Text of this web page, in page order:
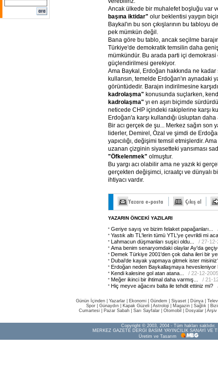
Ancak ülkede bir muhalefet boşluğu var
başına iktidar" olur beklentisi yaygın
Baykal'ın bu son çıkışlarının bu tabloyu
pek mümkün değil.
Bana göre bu tablo, ancak seçilme
Türkiye'de demokratik temsilin daha
mümkündür. Bu arada parti içi
güçlendirilmesi gerekiyor.
Ama Baykal, Erdoğan hakkında ne
kullansın, temelde Erdoğan'ın aynadaki
görüntüdedir. Barajın indirilmesine
kadrolaşma" konusunda suçlarken,
kadrolaşma" yı en aşırı biçimde
neticede CHP içindeki rakiplerine karşı
Erdoğan'a karşı kullandığı üsluptan
Bir acı gerçek de şu... Merkez sağın son
liderler, Demirel, Özal ve şimdi de
yapıcılığı, değişimi temsil etmişlerdir.
uzanan çizginin siyasetteki yansıması
"Öfkelenmek" olmuştur.
Bu yargı acı olabilir ama ne yazık ki
gerçekten değişimci, icraatçı ve dünyalı
ihtiyacı vardır.
YAZARIN ÖNCEKİ YAZILARI
Geriye sayış ve bizim felaket papağanları...
Yastık altı TL'lerin tümü YTL'ye çevrildi mi
Lahmacun düşmanları suşici oldu...
/ 27-12-
Ama benim senaryomdaki olaylar Ay'da
Demek Türkiye 2001'den çok daha ileri bir
Dubai'de kayak yapmaya gitmek ister
Erdoğan neden Baykallaşmaya hevesleniyor
Kendi kalesine gol atan atana...
/ 22-12-2005
Meğer ikinci bir ihtimal daha varmış...
/ 21-
Hiç meyve ağacını balta ile tehdit ettiniz mi?
Günün İçinden Yazarlar Ekonomi Gündem Siyaset Dünya |
Spor
Günaydın Kapak Güzeli Astroloji Magazin Sağlık
Cumartesi
Pazar Sabah Sarı Sayfalar Otomobil Dosyalar Arşiv
Copyright © 2003, 2004 - Tüm hakları saklıdır.
MERKEZ GAZETE DERGİ BASIM YAYINCILIK SANAYİ VE
Üretim ve Tasarım